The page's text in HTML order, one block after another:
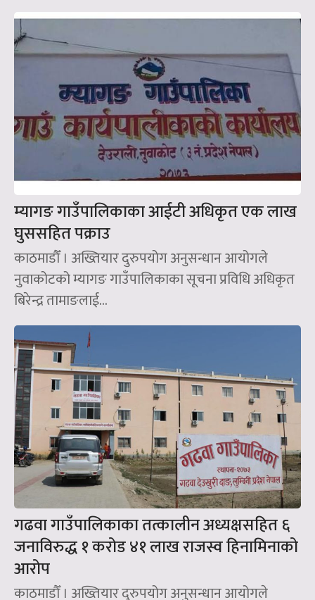
म्यागङ गाउँपालिकाका आईटी अधिकृत एक लाख
घुससहित पक्राउ
काठमाडौँ । अख्तियार दुरुपयोग अनुसन्धान आयोगले
नुवाकोटको म्यागङ गाउँपालिकाका सूचना प्रविधि अधिकृत
बिरेन्द्र तामाङलाई...
गढवा गाउँपालिकाका तत्कालीन अध्यक्षसहित ६
जनाविरुद्ध १ करोड ४१ लाख राजस्व हिनामिनाको
आरोप
काठमाडौँ । अख्तियार दुरुपयोग अनुसन्धान आयोगले